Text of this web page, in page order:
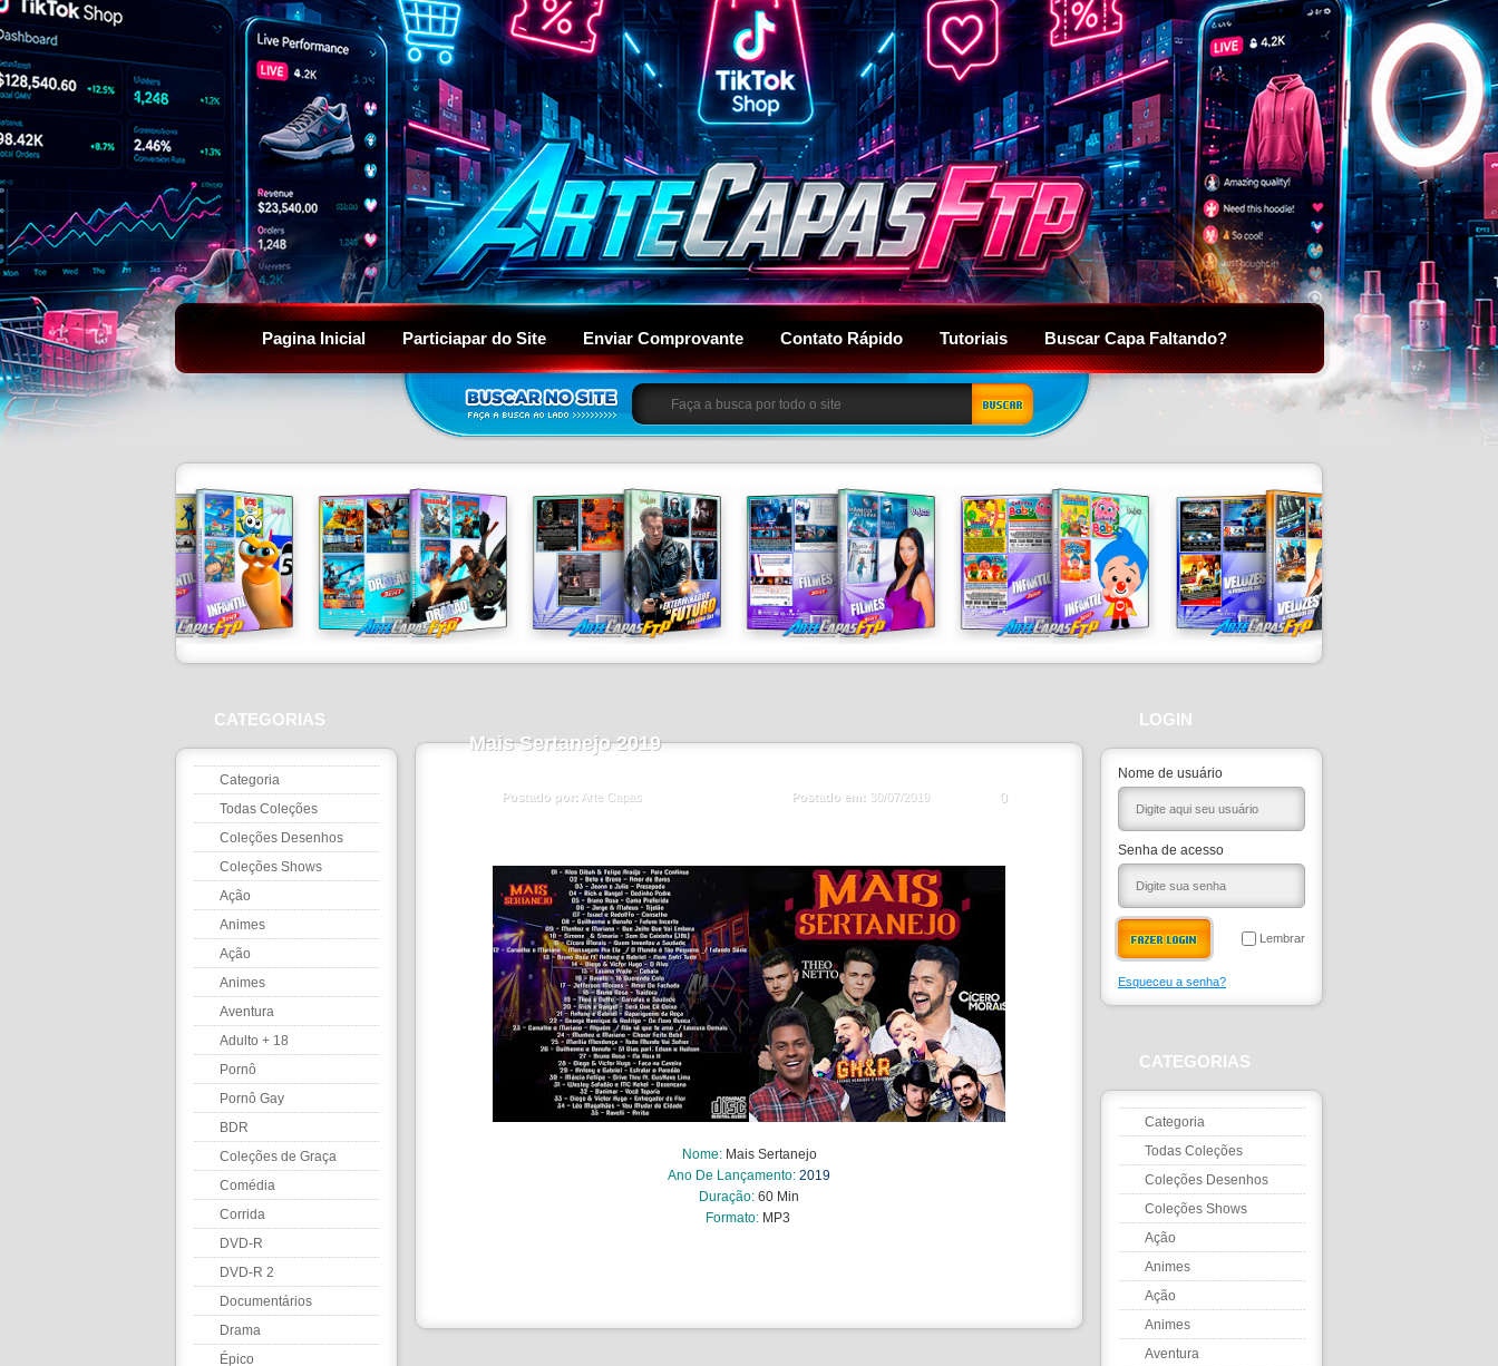
Pagina Inicial Particiapar do Site Enviar Comprovante Contato Rápido Tutoriais Buscar Capa Faltando?
BUSCAR
CATEGORIAS
Categoria
Todas Coleções
Coleções Desenhos
Coleções Shows
Ação
Animes
Ação
Animes
Aventura
Adulto + 18
Pornô
Pornô Gay
BDR
Coleções de Graça
Comédia
Corrida
DVD-R
DVD-R 2
Documentários
Drama
Épico
Mais Sertanejo 2019
Postado por: Arte Capas 0
Postado em: 30/07/2019
Nome: Mais Sertanejo
Ano De Lançamento: 2019
Duração: 60 Min
Formato: MP3
LOGIN
Nome de usuário
Senha de acesso
Lembrar
Esqueceu a senha?
CATEGORIAS
Categoria
Todas Coleções
Coleções Desenhos
Coleções Shows
Ação
Animes
Ação
Animes
Aventura